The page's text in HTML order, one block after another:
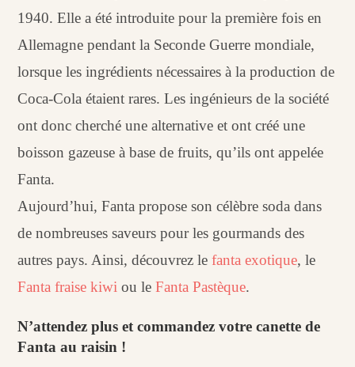
1940. Elle a été introduite pour la première fois en
Allemagne pendant la Seconde Guerre mondiale,
lorsque les ingrédients nécessaires à la production de
Coca-Cola étaient rares. Les ingénieurs de la société
ont donc cherché une alternative et ont créé une
boisson gazeuse à base de fruits, qu’ils ont appelée
Fanta.
Aujourd’hui, Fanta propose son célèbre soda dans
de nombreuses saveurs pour les gourmands des
autres pays. Ainsi, découvrez lefanta exotique, le
Fanta fraise kiwi ou leFanta Pastèque.
N’attendez plus et commandez votre canette de
Fanta au raisin !